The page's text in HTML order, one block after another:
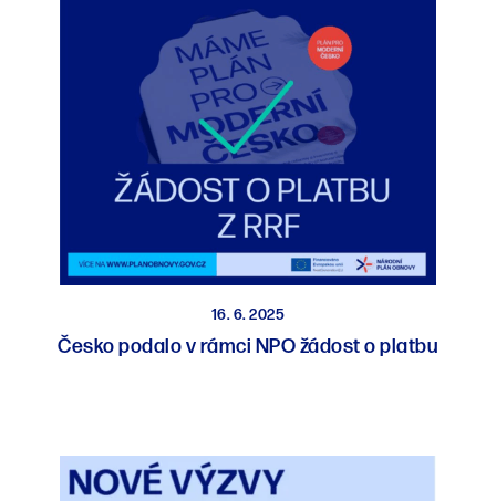
16. 6. 2025
Česko podalo v rámci NPO žádost o platbu